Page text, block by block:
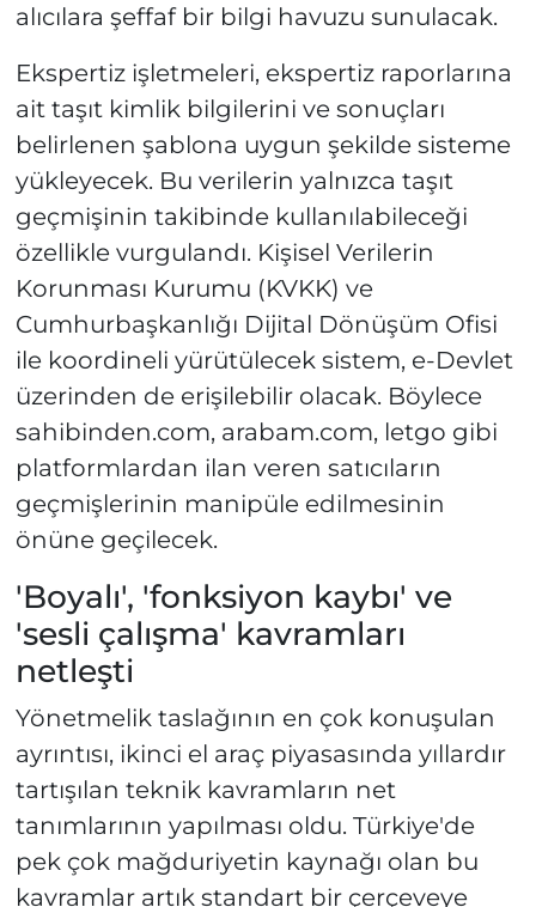
alıcılara şeffaf bir bilgi havuzu sunulacak.
Ekspertiz işletmeleri, ekspertiz raporlarına
ait taşıt kimlik bilgilerini ve sonuçları
belirlenen şablona uygun şekilde sisteme
yükleyecek. Bu verilerin yalnızca taşıt
geçmişinin takibinde kullanılabileceği
özellikle vurgulandı. Kişisel Verilerin
Korunması Kurumu (KVKK) ve
Cumhurbaşkanlığı Dijital Dönüşüm Ofisi
ile koordineli yürütülecek sistem, e-Devlet
üzerinden de erişilebilir olacak. Böylece
sahibinden.com, arabam.com, letgo gibi
platformlardan ilan veren satıcıların
geçmişlerinin manipüle edilmesinin
önüne geçilecek.
'Boyalı', 'fonksiyon kaybı' ve
'sesli çalışma' kavramları
netleşti
Yönetmelik taslağının en çok konuşulan
ayrıntısı, ikinci el araç piyasasında yıllardır
tartışılan teknik kavramların net
tanımlarının yapılması oldu. Türkiye'de
pek çok mağduriyetin kaynağı olan bu
kavramlar artık standart bir çerçeveye